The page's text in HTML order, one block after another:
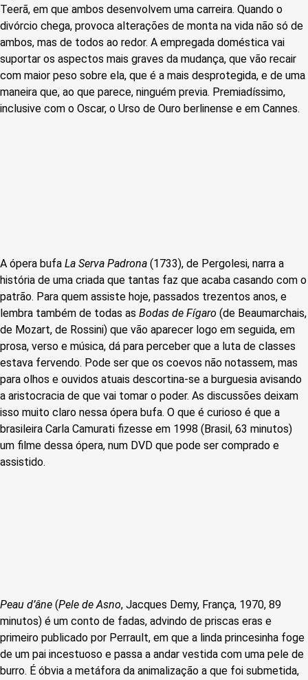
Teerã, em que ambos desenvolvem uma carreira. Quando o
divórcio chega, provoca alterações de monta na vida não só de
ambos, mas de todos ao redor. A empregada doméstica vai
suportar os aspectos mais graves da mudança, que vão recair
com maior peso sobre ela, que é a mais desprotegida, e de uma
maneira que, ao que parece, ninguém previa. Premiadíssimo,
inclusive com o Oscar, o Urso de Ouro berlinense e em Cannes.
A ópera bufa La Serva Padrona (1733), de Pergolesi, narra a
história de uma criada que tantas faz que acaba casando com o
patrão. Para quem assiste hoje, passados trezentos anos, e
lembra também de todas as Bodas de Fígaro (de Beaumarchais,
de Mozart, de Rossini) que vão aparecer logo em seguida, em
prosa, verso e música, dá para perceber que a luta de classes
estava fervendo. Pode ser que os coevos não notassem, mas
para olhos e ouvidos atuais descortina-se a burguesia avisando
a aristocracia de que vai tomar o poder. As discussões deixam
isso muito claro nessa ópera bufa. O que é curioso é que a
brasileira Carla Camurati fizesse em 1998 (Brasil, 63 minutos)
um filme dessa ópera, num DVD que pode ser comprado e
assistido.
Peau d’âne (Pele de Asno, Jacques Demy, França, 1970, 89
minutos) é um conto de fadas, advindo de priscas eras e
primeiro publicado por Perrault, em que a linda princesinha foge
de um pai incestuoso e passa a andar vestida com uma pele de
burro. É óbvia a metáfora da animalização a que foi submetida,